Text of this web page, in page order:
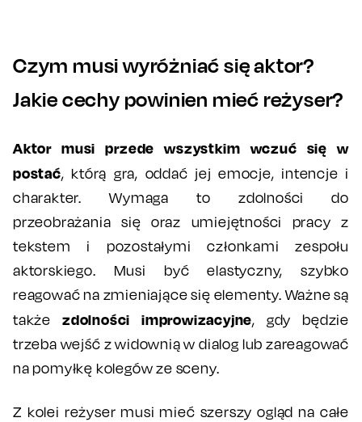
Czym musi wyróżniać się aktor?
Jakie cechy powinien mieć reżyser?
Aktor musi przede wszystkim wczuć się w
postać, którą gra, oddać jej emocje, intencje i
charakter. Wymaga to zdolności do
przeobrażania się oraz umiejętności pracy z
tekstem i pozostałymi członkami zespołu
aktorskiego. Musi być elastyczny, szybko
reagować na zmieniające się elementy. Ważne są
także zdolności improwizacyjne, gdy będzie
trzeba wejść z widownią w dialog lub zareagować
na pomyłkę kolegów ze sceny.
Z kolei reżyser musi mieć szerszy ogląd na całe